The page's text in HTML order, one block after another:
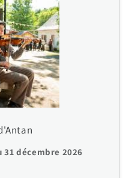
31 décembre 2026